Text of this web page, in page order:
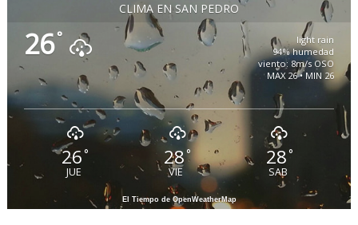
CLIMA EN SAN PEDRO
26°
light rain
94% humedad
viento: 8m/s OSO
MAX 26 • MIN 26
26°
JUE
28 °
VIE
28°
SAB
El Tiempo de OpenWeatherMap